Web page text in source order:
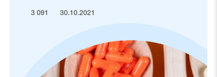
3 091 30.10.2021